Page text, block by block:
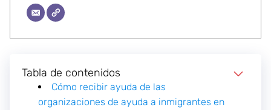
Tabla de contenidos
Cómo recibir ayuda de las
organizaciones de ayuda a inmigrantes en